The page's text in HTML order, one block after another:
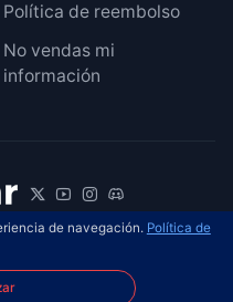
Política de reembolso
No vendas mi
información
los
de navegación. Política de